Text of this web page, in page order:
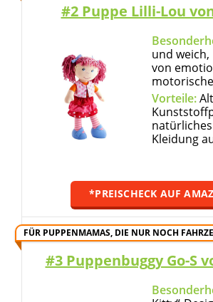
#2 Puppe Lilli-Lou
und
von
Vorteile:
Kleidung
*PREISCHECK AUF
FÜR PUPPENMAMAS, DIE NUR NOCH
#3 Puppenbuggy Go-S